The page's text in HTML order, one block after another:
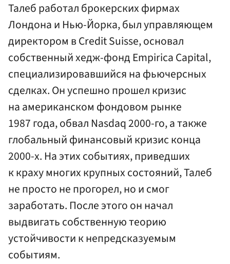
Талеб работал брокерских фирмах
Лондона и Нью-Йорка, был управляющем
директором в Credit Suisse, основал
собственный хедж-фонд Empirica Capital,
специализировавшийся на фьючерсных
сделках. Он успешно прошел кризис
на американском фондовом рынке
1987 года, обвал Nasdaq 2000-го, а также
глобальный финансовый кризис конца
2000-х. На этих событиях, приведших
к краху многих крупных состояний, Талеб
не просто не прогорел, но и смог
заработать. После этого он начал
выдвигать собственную теорию
устойчивости к непредсказуемым
событиям.